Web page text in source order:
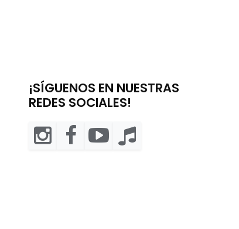
¡SÍGUENOS EN NUESTRAS
REDES SOCIALES!